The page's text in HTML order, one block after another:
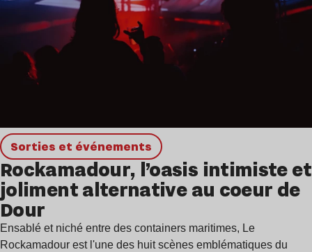
Sorties et événements
Rockamadour, l’oasis intimiste et
joliment alternative au coeur de
Dour
Ensablé et niché entre des containers maritimes, Le
Rockamadour est l'une des huit scènes emblématiques du